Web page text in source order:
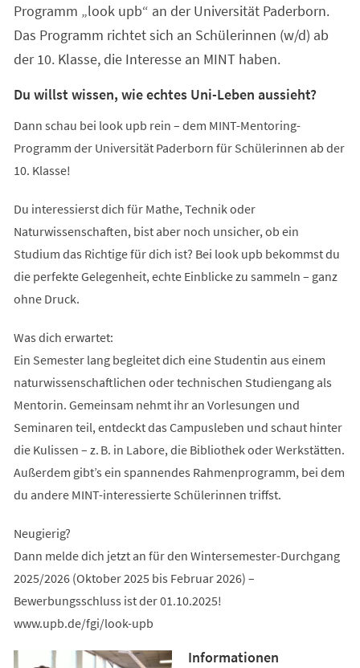
Programm „look upb“ an der Universität Paderborn.
Das Programm richtet sich an Schülerinnen (w/d) ab
der 10. Klasse, die Interesse an MINT haben.
Du willst wissen, wie echtes Uni-Leben aussieht?
Dann schau bei look upb rein – dem MINT-Mentoring-
Programm der Universität Paderborn für Schülerinnen ab der
10. Klasse!
Du interessierst dich für Mathe, Technik oder
Naturwissenschaften, bist aber noch unsicher, ob ein
Studium das Richtige für dich ist? Bei look upb bekommst du
die perfekte Gelegenheit, echte Einblicke zu sammeln – ganz
ohne Druck.
Was dich erwartet:
Ein Semester lang begleitet dich eine Studentin aus einem
naturwissenschaftlichen oder technischen Studiengang als
Mentorin. Gemeinsam nehmt ihr an Vorlesungen und
Seminaren teil, entdeckt das Campusleben und schaut hinter
die Kulissen – z. B. in Labore, die Bibliothek oder Werkstätten.
Außerdem gibt’s ein spannendes Rahmenprogramm, bei dem
du andere MINT-interessierte Schülerinnen triffst.
Neugierig?
Dann melde dich jetzt an für den Wintersemester-Durchgang
2025/2026 (Oktober 2025 bis Februar 2026) –
Bewerbungsschluss ist der 01.10.2025!
www.upb.de/fgi/look-upb
Informationen